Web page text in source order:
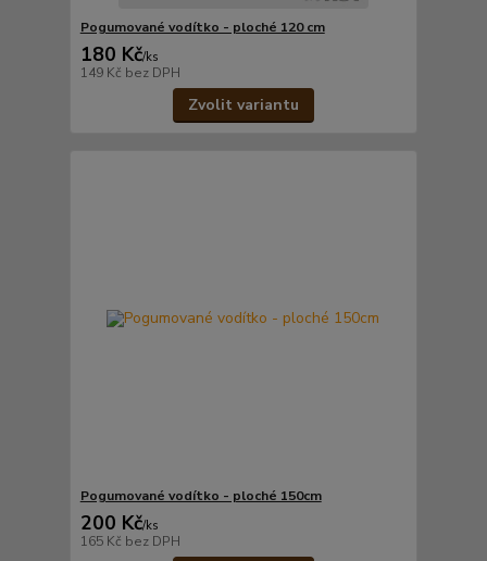
Pogumované vodítko - ploché 120 cm
180 Kč/ks
149 Kč bez DPH
Zvolit variantu
Pogumované vodítko - ploché 150cm
200 Kč/ks
165 Kč bez DPH